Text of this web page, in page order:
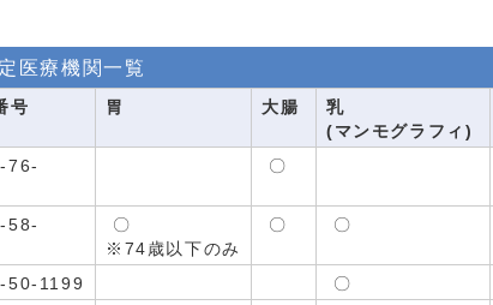
医療機関一覧
号 胃 大腸
乳
(マンモグラフィ)
76-
〇
58-
〇
※74歳以下のみ
〇 〇
50-1199 〇